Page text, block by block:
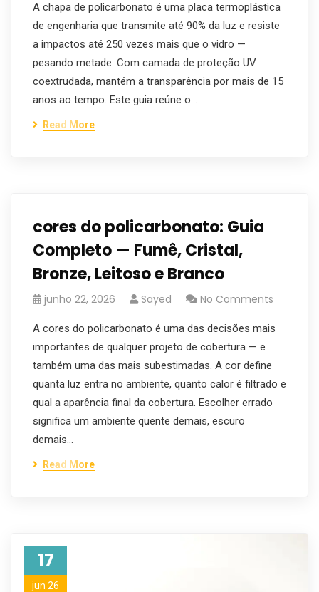
A chapa de policarbonato é uma placa termoplástica
de engenharia que transmite até 90% da luz e resiste
a impactos até 250 vezes mais que o vidro —
pesando metade. Com camada de proteção UV
coextrudada, mantém a transparência por mais de 15
anos ao tempo. Este guia reúne o…
Read More
cores do policarbonato: Guia
Completo — Fumê, Cristal,
Bronze, Leitoso e Branco
junho 22, 2026 Sayed No Comments
A cores do policarbonato é uma das decisões mais
importantes de qualquer projeto de cobertura — e
também uma das mais subestimadas. A cor define
quanta luz entra no ambiente, quanto calor é filtrado e
qual a aparência final da cobertura. Escolher errado
significa um ambiente quente demais, escuro
demais…
Read More
17
jun 26